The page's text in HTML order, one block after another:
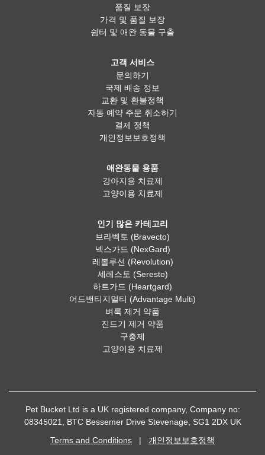
품질 보장
가격 및 품질 보장
쉼터 및 애완 동물 구출
고객 서비스
문의하기
국제 배송 정보
교환 및 환불정책
자동 예약 주문 취소하기
결제 정책
개인정보보호정책
애완동물 용품
강아지용 치료제
고양이용 치료제
인기 많은 카테고리
브라벡토 (Bravecto)
넥스가드 (NexGard)
레볼루션 (Revolution)
세레스토 (Seresto)
하트가드 (Heartgard)
어드밴티지멀티 (Advantage Multi)
벼룩 제거 약품
진드기 제거 약품
구충제
고양이용 치료제
Pet Bucket Ltd is a UK registered company, Company no:
08345021, BTC Bessemer Drive Stevenage, SG1 2DX UK
Terms and Conditions | 개인정보보호정책